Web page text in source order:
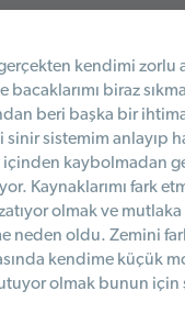
gerçekten kendimi
bacaklarımı biraz
beri başka bir
sistemim
içinden
Kaynaklarımı fark
olmak ve
oldu. Zemini
kendime küçük
olmak bunun